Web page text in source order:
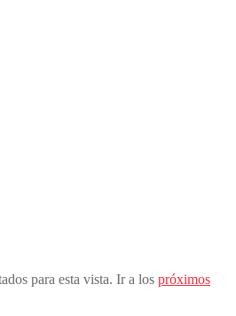
para esta vista. Ir a los próximos